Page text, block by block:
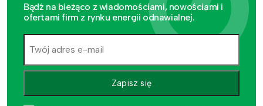
Bądź na bieżąco z wiadomościami, nowościami i
ofertami firm z rynku energii odnawialnej.
Zapisz się